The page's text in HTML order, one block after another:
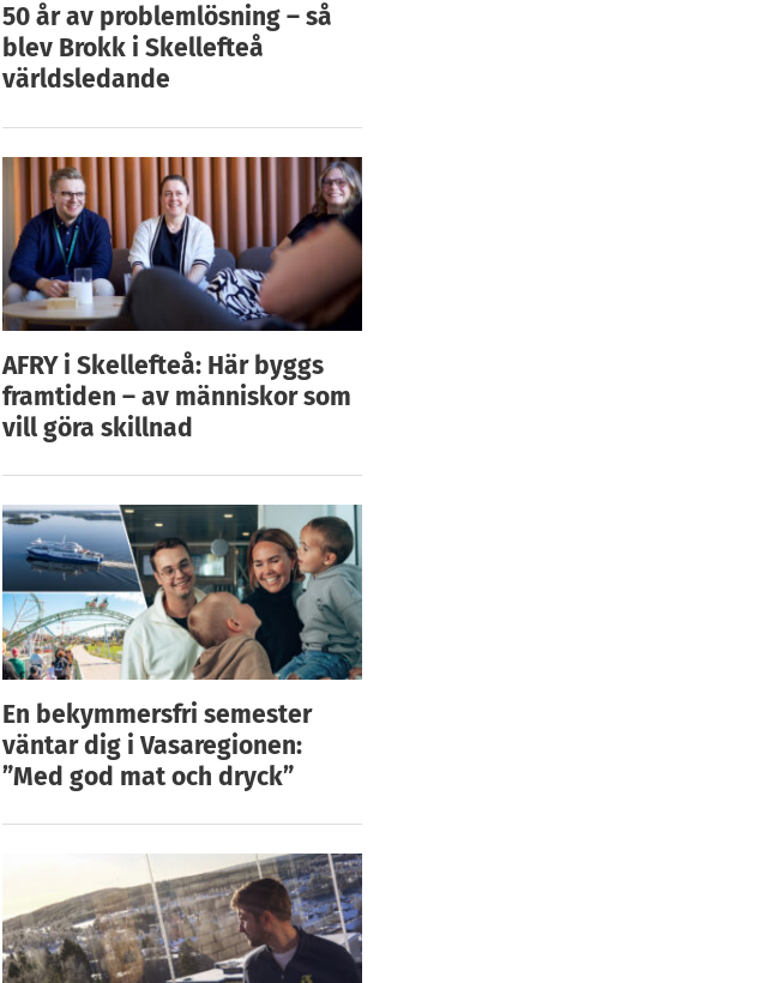
50 år av problemlösning – så
blev Brokk i Skellefteå
världsledande
AFRY i Skellefteå: Här byggs
framtiden – av människor som
vill göra skillnad
En bekymmersfri semester
väntar dig i Vasaregionen:
”Med god mat och dryck”